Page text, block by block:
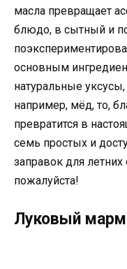
масла превращает
блюдо, в сытный и
основным
натуральные
например, мёд, то,
превратится в
семь простых и
заправок для
пожалуйста!
Луковый